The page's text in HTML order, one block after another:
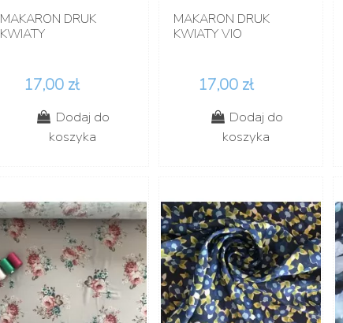
MAKARON DRUK
KWIATY
17,00 zł
Dodaj do
koszyka
MAKARON DRUK
KWIATY VIO
17,00 zł
Dodaj do
koszyka